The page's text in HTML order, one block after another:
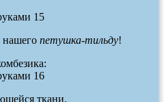
нашего петушка-тильду!
ткани.